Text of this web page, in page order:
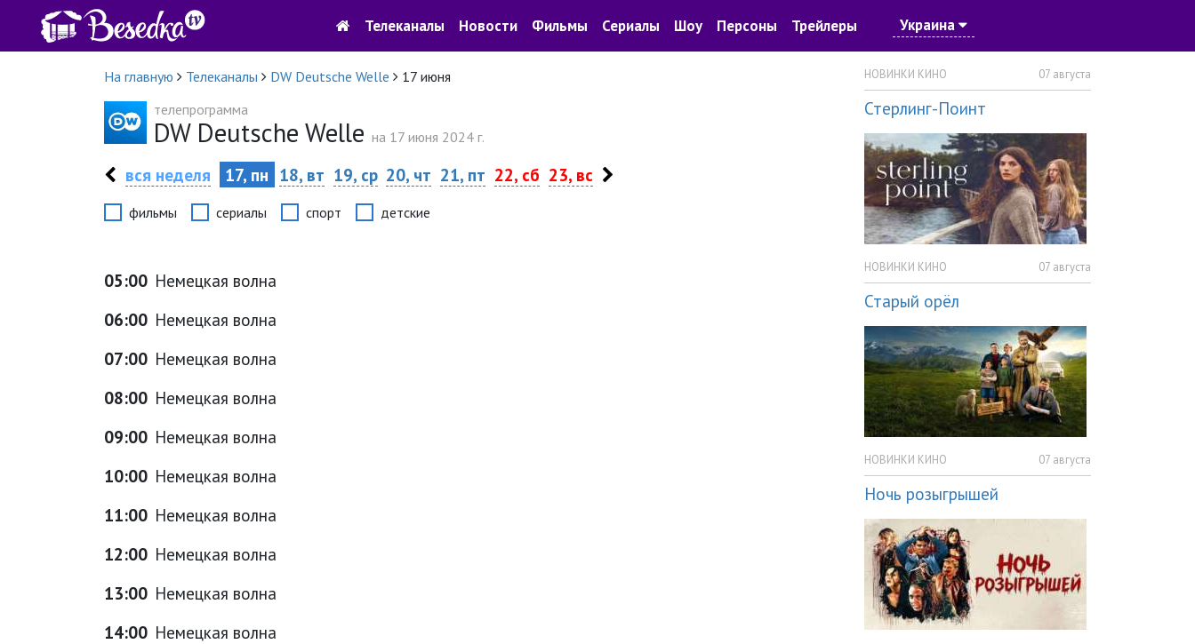
Телеканалы Новости Фильмы Сериалы Шоу Персоны Трейлеры Украина
На главную Телеканалы DW Deutsche Welle
17 июня
телепрограмма
DW Deutsche Welle на 17 июня 2024 г.
вся неделя 17, пн 18, вт 19, ср 20, чт 21, пт 22, сб 23, вс
фильмы сериалы спорт детские
05:00 Немецкая волна
06:00 Немецкая волна
07:00 Немецкая волна
08:00 Немецкая волна
09:00 Немецкая волна
10:00 Немецкая волна
11:00 Немецкая волна
12:00 Немецкая волна
13:00 Немецкая волна
14:00 Немецкая волна
НОВИНКИ КИНО 07 августа
Стерлинг-Поинт
НОВИНКИ КИНО 07 августа
Старый орёл
НОВИНКИ КИНО 07 августа
Ночь розыгрышей